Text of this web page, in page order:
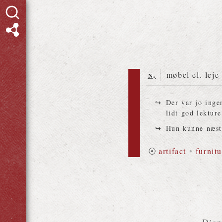
n. møbel el. leje
Der var jo
lidt god lekture
Hun kunne
⦿ artifact •